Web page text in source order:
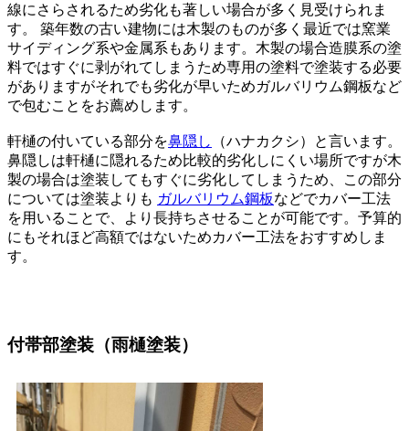
線にさらされるため劣化も著しい場合が多く見受けられま
す。 築年数の古い建物には木製のものが多く最近では窯業
サイディング系や金属系もあります。木製の場合造膜系の塗
料ではすぐに剥がれてしまうため専用の塗料で塗装する必要
がありますがそれでも劣化が早いためガルバリウム鋼板など
で包むことをお薦めします。
軒樋の付いている部分を鼻隠し
（ハナカクシ）と言います。
鼻隠しは軒樋に隠れるため比較的劣化しにくい場所ですが木
製の場合は塗装してもすぐに劣化してしまうため、この部分
については塗装よりも ガルバリウム鋼板などでカバー工法
を用いることで、より長持ちさせることが可能です。予算的
にもそれほど高額ではないためカバー工法をおすすめしま
す。
付帯部塗装（雨樋塗装）